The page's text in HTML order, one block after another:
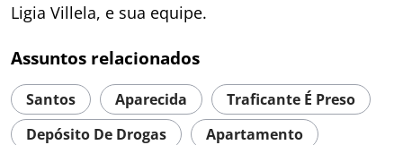
Ligia Villela, e sua equipe.
Assuntos relacionados
Santos Aparecida
Traficante É Preso
Depósito De Drogas
Apartamento